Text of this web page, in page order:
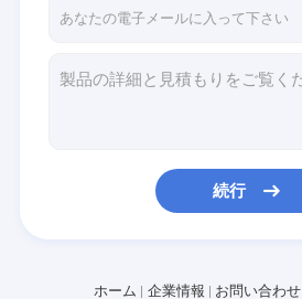
続行
ホーム 企業情報 お問い合わせ